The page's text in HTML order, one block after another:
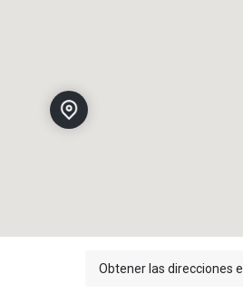
Obtener las direcciones